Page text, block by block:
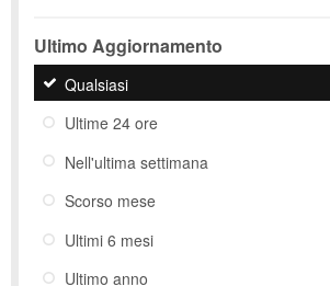
Ultimo Aggiornamento
Qualsiasi
Ultime 24 ore
Nell'ultima settimana
Scorso mese
Ultimi 6 mesi
Ultimo anno